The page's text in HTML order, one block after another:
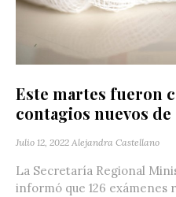
Este martes fueron
contagios nuevos de
Julio 12, 2022 Alejandra Castellano
La Secretaría Regional
informó que 126 exámenes